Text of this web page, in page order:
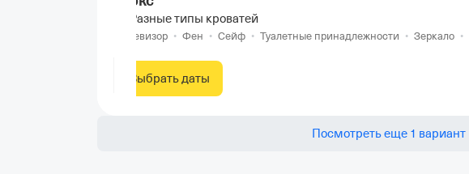
Разные типы кроватей
Телевизор • Фен • Сейф • Туалетные принадлежности • Зеркало •
Выбрать даты
Посмотреть еще 1 вариант